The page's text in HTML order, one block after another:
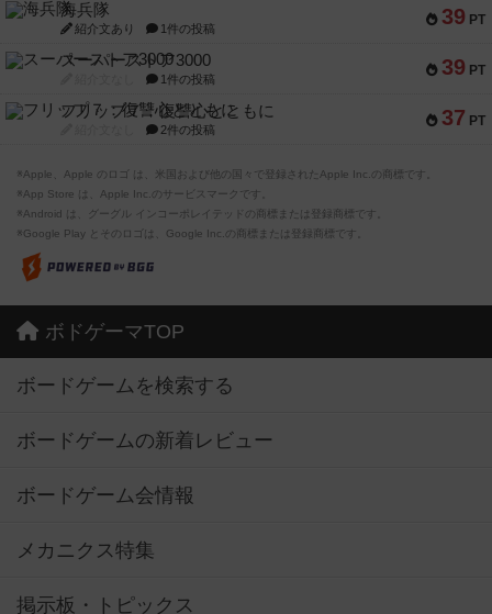
39 PT
海兵隊
紹介文あり 1件の投稿
39 PT
スーパーストア3000
1件の投稿
37 PT
フリップ７：復讐心とともに
2件の投稿
※Apple、Apple のロゴ は、米国および他の国々で登録されたApple Inc.の商標です。
※App Store は、Apple Inc.のサービスマークです。
※Android は、グーグル インコーポレイテッドの商標または登録商標です。
※Google Play とそのロゴは、Google Inc.の商標または登録商標です。
ボドゲーマTOP
ボードゲームを検索する
ボードゲームの新着レビュー
ボードゲーム会情報
メカニクス特集
掲示板・トピックス